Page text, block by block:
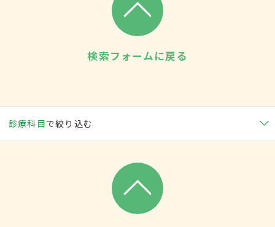
検索フォームに戻る
診療科目で絞り込む